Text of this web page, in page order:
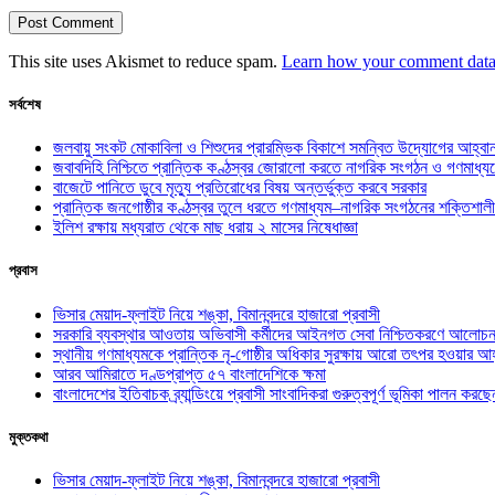
This site uses Akismet to reduce spam. Learn how your comment
সর্বশেষ
জলবায়ু সংকট মোকাবিলা ও শিশুদের প্রারম্ভিক বিকাশে সমন্বিত উদ্যোগের
জবাবদিহি নিশ্চিতে প্রান্তিক কণ্ঠস্বর জোরালো করতে নাগরিক সংগঠন ও
বাজেটে পানিতে ডুবে মৃত্যু প্রতিরোধের বিষয় অন্তর্ভুক্ত করবে সরকার
প্রান্তিক জনগোষ্ঠীর কণ্ঠস্বর তুলে ধরতে গণমাধ্যম–নাগরিক সংগঠনের
ইলিশ রক্ষায় মধ্যরাত থেকে মাছ ধরায় ২ মাসের নিষেধাজ্ঞা
প্রবাস
ভিসার মেয়াদ-ফ্লাইট নিয়ে শঙ্কা, বিমানবন্দরে হাজারো প্রবাসী
সরকারি ব্যবস্থার আওতায় অভিবাসী কর্মীদের আইনগত সেবা নিশ্চিতকরণে
স্থানীয় গণমাধ্যমকে প্রান্তিক নৃ-গোষ্ঠীর অধিকার সুরক্ষায় আরো তৎপর হওয়ার
আরব আমিরাতে দণ্ডপ্রাপ্ত ৫৭ বাংলাদেশিকে ক্ষমা
বাংলাদেশের ইতিবাচক ব্র্যান্ডিংয়ে প্রবাসী সাংবাদিকরা গুরুত্বপূর্ণ ভূমিকা পালন
মুক্তকথা
ভিসার মেয়াদ-ফ্লাইট নিয়ে শঙ্কা, বিমানবন্দরে হাজারো প্রবাসী